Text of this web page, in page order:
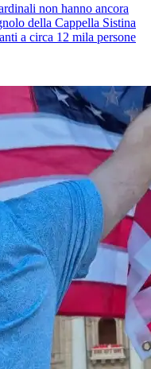
non hanno ancora
della Cappella Sistina
a circa 12 mila persone